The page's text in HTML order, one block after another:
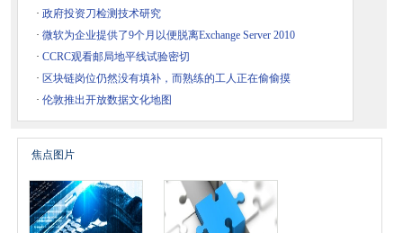
· 政府投资刀检测技术研究
· 微软为企业提供了9个月以便脱离Exchange Server 2010
· CCRC观看邮局地平线试验密切
· 区块链岗位仍然没有填补，而熟练的工人正在偷偷摸
· 伦敦推出开放数据文化地图
焦点图片